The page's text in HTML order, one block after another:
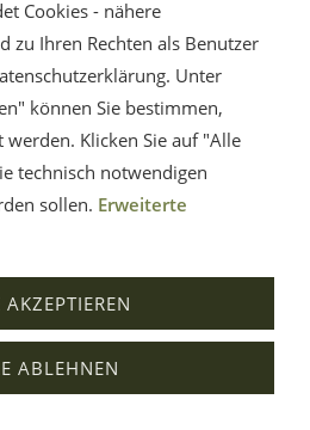
mit 6 Flaschen
Cookies - nähere
zu Ihren Rechten als Benutzer
Unter
können Sie bestimmen,
werden. Klicken Sie auf "Alle
technisch notwendigen
sollen. Erweiterte
ABLEHNEN